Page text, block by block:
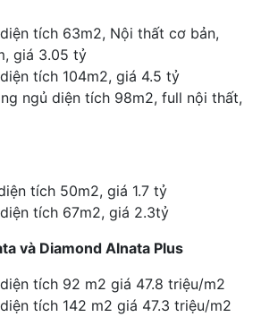
tích 63m2, Nội thất cơ bản,
giá 3.05 tỷ
tích 104m2, giá 4.5 tỷ
ngủ diện tích 98m2, full nội thất,
tích 50m2, giá 1.7 tỷ
tích 67m2, giá 2.3tỷ
và Diamond Alnata Plus
tích 92 m2 giá 47.8 triệu/m2
tích 142 m2 giá 47.3 triệu/m2